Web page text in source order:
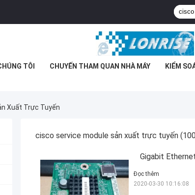
TÔI CHUYẾN THAM QUAN NHÀ MÁY KIỂM
Xuất Trực Tuyến
cisco service module sản xuất trực tuyến
Gigabit
Đọc thêm
2020-03-30 10:16:08